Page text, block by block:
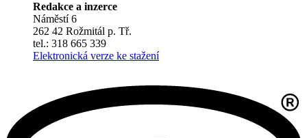
Redakce a inzerce
Náměstí 6
262 42 Rožmitál p. Tř.
tel.: 318 665 339
Elektronická verze ke stažení